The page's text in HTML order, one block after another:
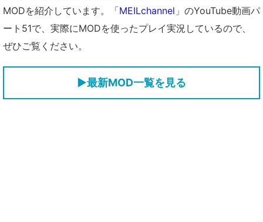
MODを紹介しています。「MEILchannel 」のYouTube動画パ
ート51で、実際にMODを使ったプレイ実況しているので、
ぜひご覧ください。
▶最新MOD一覧を見る